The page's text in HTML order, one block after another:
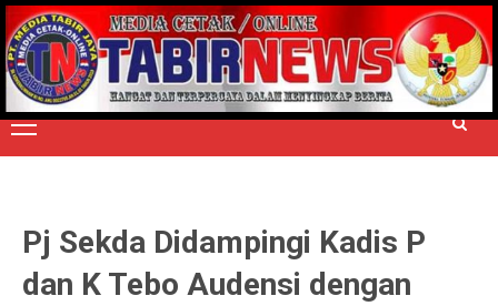
Skip
to
content
TERPERCAYA MENYINGKAP BERITA
Primary
Menu
Pj Sekda Didampingi Kadis P
dan K Tebo Audensi dengan